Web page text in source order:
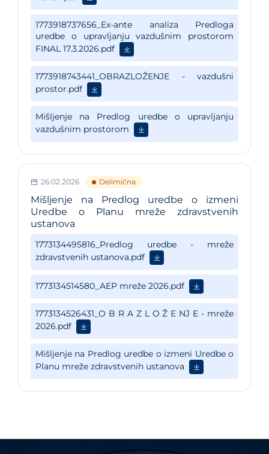
26.02.2026 Delimična
Mišljenje na Predlog uredbe o izmeni
Uredbe o Planu mreže zdravstvenih
ustanova